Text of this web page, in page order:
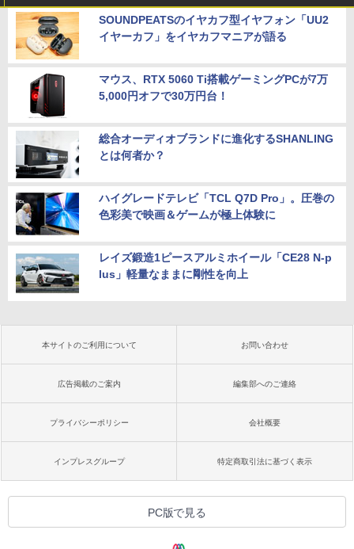
SOUNDPEATSのイヤカフ型イヤフォン「UU2
イヤーカフ」をイヤカフマニアが語る
マウス、RTX 5060 Ti搭載ゲーミングPCが7万
5,000円オフで30万円台！
総合オーディオブランドに進化するSHANLING
とは何者か？
ハイグレードテレビ「TCL Q7D Pro」。圧巻の
色彩美で映画＆ゲームが極上体験に
レイズ鍛造1ピースアルミホイール「CE28 N-p
lus」軽量なままに剛性を向上
本サイトのご利用について お問い合わせ
広告掲載のご案内 編集部へのご連絡
プライバシーポリシー 会社概要
インプレスグループ 特定商取引法に基づく表示
PC版で見る